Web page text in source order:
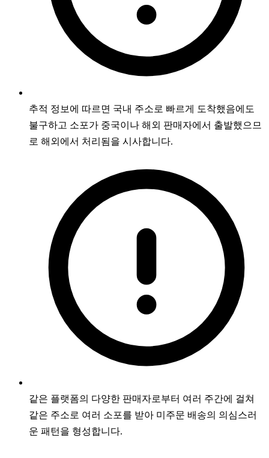
추적 정보에 따르면 국내 주소로 빠르게 도착했음에도
불구하고 소포가 중국이나 해외 판매자에서 출발했으므
로 해외에서 처리됨을 시사합니다.
같은 플랫폼의 다양한 판매자로부터 여러 주간에 걸쳐
같은 주소로 여러 소포를 받아 미주문 배송의 의심스러
운 패턴을 형성합니다.